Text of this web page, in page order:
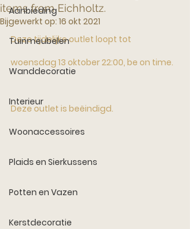
Aanbieding
Tuinmeubelen
Wanddecoratie
Interieur
Woonaccessoires
Plaids en Sierkussens
Potten en Vazen
Kerstdecoratie
items from Eichholtz.
Bijgewerkt op: 16 okt 2021
Deze tijdelijke outlet loopt tot
woensdag 13 oktober 22:00, be on time.
Deze outlet is beëindigd.